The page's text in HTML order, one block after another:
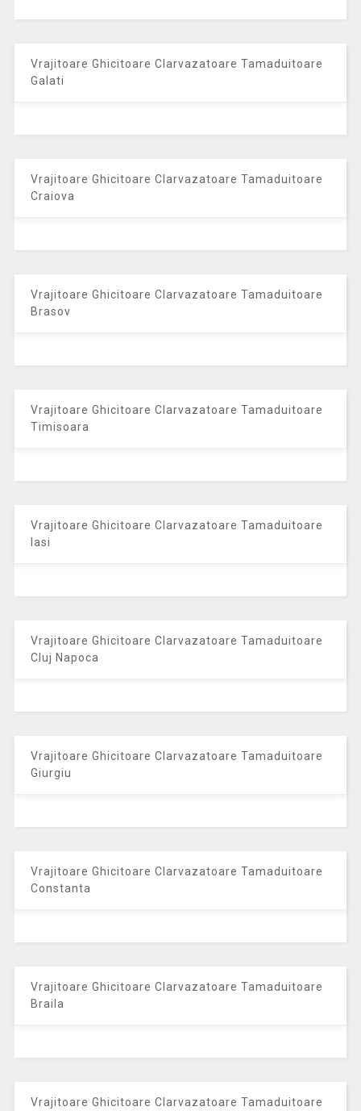
Vrajitoare Ghicitoare Clarvazatoare Tamaduitoare
Galati
Vrajitoare Ghicitoare Clarvazatoare Tamaduitoare
Craiova
Vrajitoare Ghicitoare Clarvazatoare Tamaduitoare
Brasov
Vrajitoare Ghicitoare Clarvazatoare Tamaduitoare
Timisoara
Vrajitoare Ghicitoare Clarvazatoare Tamaduitoare
Iasi
Vrajitoare Ghicitoare Clarvazatoare Tamaduitoare
Cluj Napoca
Vrajitoare Ghicitoare Clarvazatoare Tamaduitoare
Giurgiu
Vrajitoare Ghicitoare Clarvazatoare Tamaduitoare
Constanta
Vrajitoare Ghicitoare Clarvazatoare Tamaduitoare
Braila
Vrajitoare Ghicitoare Clarvazatoare Tamaduitoare